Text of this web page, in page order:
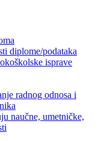
diplome/podataka
isprave
radnog odnosa i
naučne, umetničke,